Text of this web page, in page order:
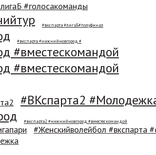
#голосакоманды
#вкспарта #лигаБ#полуфинал
#вкспарта #нижнийновгород #
#вместескомандой
#вместескомандой
#ВКспарта2
#вкспарта2 #нижнийновгород #вместескомандой
#Женскийволейбол #вкспарта